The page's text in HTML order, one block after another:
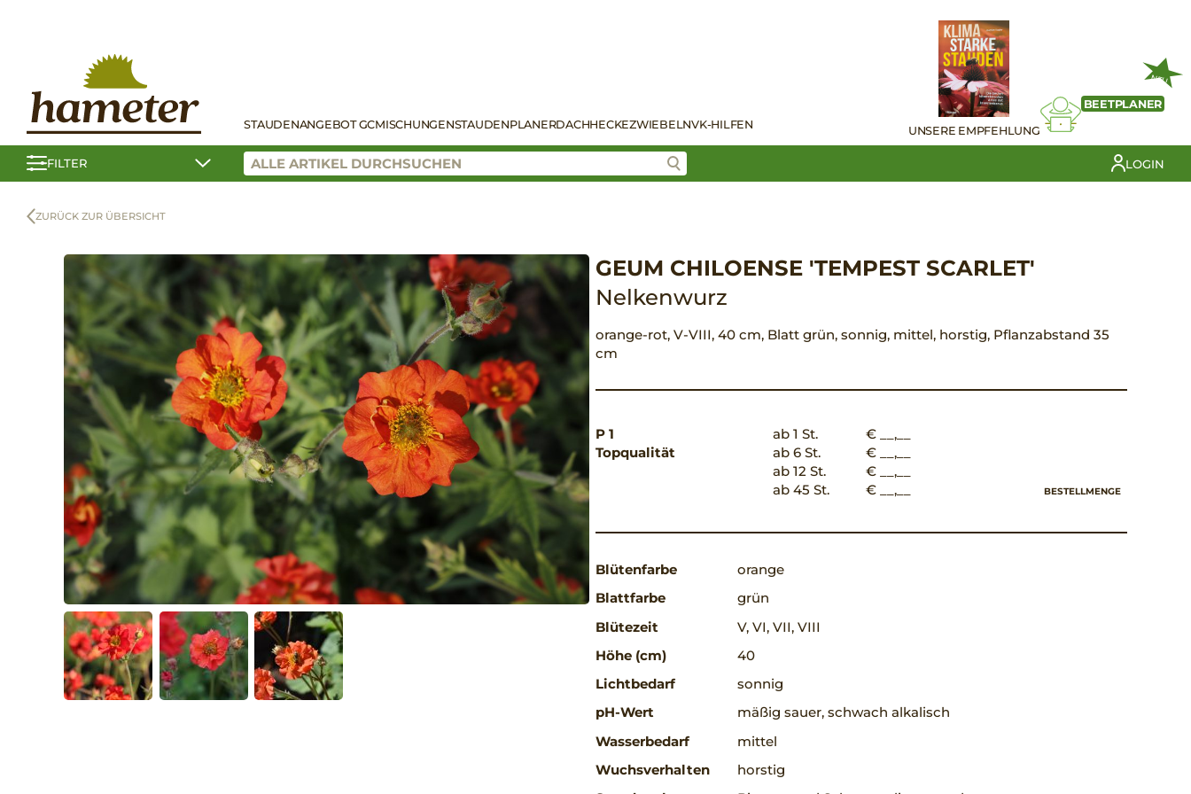
STAUDENANGEBOT GCMISCHUNGENSTAUDENPLANERDACHHECKEZWIEBELNVK-HILFEN UNSERE EMPFEHLUNG
NEU
BEETPLANER
FILTER LOGIN
ZURÜCK ZUR ÜBERSICHT
GEUM CHILOENSE 'TEMPEST SCARLET'
Nelkenwurz
orange-rot, V-VIII, 40 cm, Blatt grün, sonnig, mittel, horstig, Pflanzabstand 35
cm
P 1
Topqualität
ab 1 St.
€ __,__
ab 6 St.
€ __,__
ab 12 St.
€ __,__
ab 45 St.
€ __,__ BESTELLMENGE
Blütenfarbe
orange
Blattfarbe
grün
Blütezeit
V, VI, VII, VIII
Höhe (cm)
40
Lichtbedarf
sonnig
pH-Wert
mäßig sauer, schwach alkalisch
Wasserbedarf
mittel
Wuchsverhalten
horstig